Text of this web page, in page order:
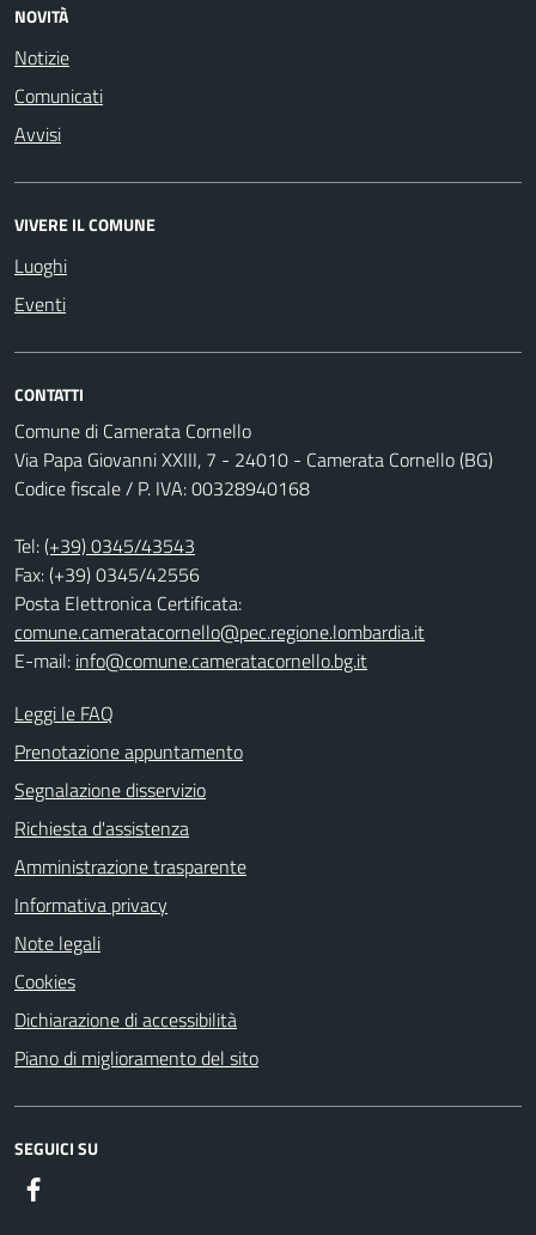
NOVITÀ
Notizie
Comunicati
Avvisi
VIVERE IL COMUNE
Luoghi
Eventi
CONTATTI
Comune di Camerata Cornello
Via Papa Giovanni XXIII, 7 - 24010 - Camerata Cornello (BG)
Codice fiscale / P. IVA: 00328940168
Tel:(+39) 0345/43543
Fax: (+39) 0345/42556
Posta Elettronica Certificata:
comune.cameratacornello@pec.regione.lombardia.it
E-mail: info@comune.cameratacornello.bg.it
Leggi le FAQ
Prenotazione appuntamento
Segnalazione disservizio
Richiesta d'assistenza
Amministrazione trasparente
Informativa privacy
Note legali
Cookies
Dichiarazione di accessibilità
Piano di miglioramento del sito
SEGUICI SU